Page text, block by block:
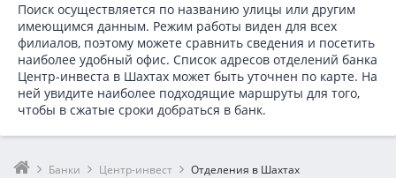
Поиск осуществляется по названию улицы или другим
имеющимся данным. Режим работы виден для всех
филиалов, поэтому можете сравнить сведения и посетить
наиболее удобный офис. Список адресов отделений банка
Центр-инвеста в Шахтах может быть уточнен по карте. На
ней увидите наиболее подходящие маршруты для того,
чтобы в сжатые сроки добраться в банк.
Банки Центр-инвест Отделения в Шахтах